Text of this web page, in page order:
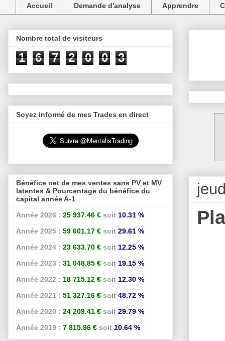
Accueil Demande d'analyse Apprendre
Nombre total de visiteurs
1 6 7 2 0 0 3
Soyez informé de mes Trades en direct
Bénéfice net de mes ventes sans PV et MV
latentes & Pourcentage du bénéfice du
capital année A-1
Année 2026 : 25 937.46 € soit 10.31 %
Année 2025 : 59 601.17 € soit 29.61 %
Année 2024 : 23 633.70 € soit 12.25 %
Année 2023 : 31 048.85 € soit 19.15 %
Année 2022 : 18 715.12 € soit 12.30 %
Année 2021 : 51 327.16 € soit 48.72 %
Année 2020 : 24 209.41 € soit 29.79 %
Année 2019 : 7 815.96 € soit 10.64 %